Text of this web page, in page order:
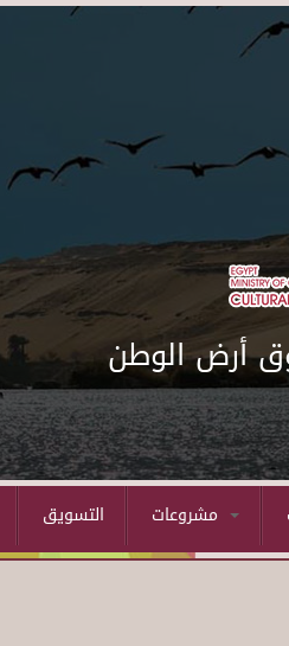
أرض الوطن
التسويق